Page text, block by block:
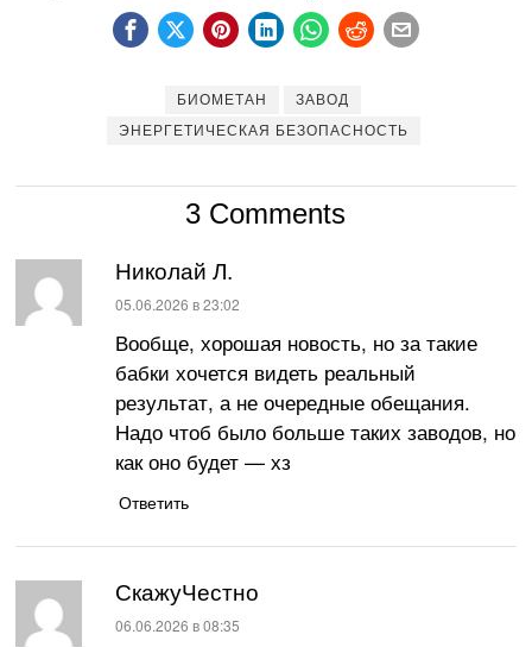
БИОМЕТАН
ЗАВОД
ЭНЕРГЕТИЧЕСКАЯ БЕЗОПАСНОСТЬ
3 Comments
Николай Л.
:
05.06.2026 в 23:02
Вообще, хорошая новость, но за такие
бабки хочется видеть реальный
результат, а не очередные обещания.
Надо чтоб было больше таких заводов, но
как оно будет — хз
Ответить
СкажуЧестно
:
06.06.2026 в 08:35